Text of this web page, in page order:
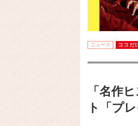
ニュース ココだ
「名作
ト「プ